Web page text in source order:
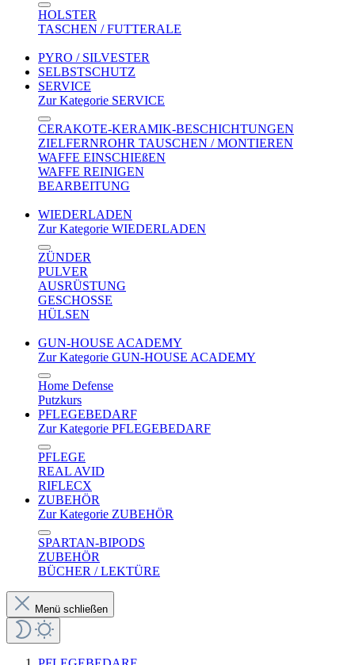
HOLSTER
TASCHEN / FUTTERALE
PYRO / SILVESTER
SELBSTSCHUTZ
SERVICE
Zur Kategorie SERVICE
CERAKOTE-KERAMIK-BESCHICHTUNGEN
ZIELFERNROHR TAUSCHEN / MONTIEREN
WAFFE EINSCHIEßEN
WAFFE REINIGEN
BEARBEITUNG
WIEDERLADEN
Zur Kategorie WIEDERLADEN
ZÜNDER
PULVER
AUSRÜSTUNG
GESCHOSSE
HÜLSEN
GUN-HOUSE ACADEMY
Zur Kategorie GUN-HOUSE ACADEMY
Home Defense
Putzkurs
PFLEGEBEDARF
Zur Kategorie PFLEGEBEDARF
PFLEGE
REAL AVID
RIFLECX
ZUBEHÖR
Zur Kategorie ZUBEHÖR
SPARTAN-BIPODS
ZUBEHÖR
BÜCHER / LEKTÜRE
Menü schließen